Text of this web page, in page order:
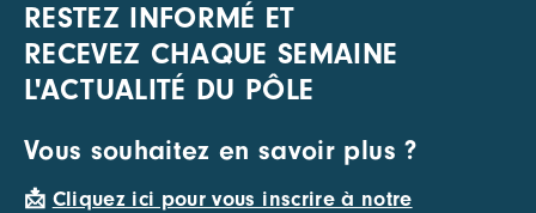
RESTEZ INFORMÉ ET
RECEVEZ CHAQUE SEMAINE
L'ACTUALITÉ DU PÔLE
Vous souhaitez en savoir plus ?
📩 Cliquez ici pour vous inscrire à notre